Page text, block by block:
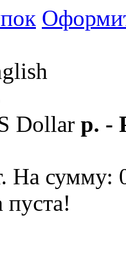
Dollar р. -
На сумму: